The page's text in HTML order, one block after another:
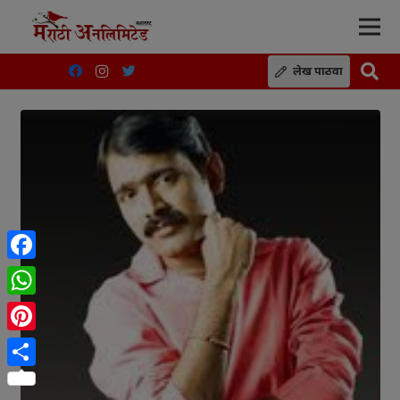
लेख पाठवा
Facebook
WhatsApp
Pinterest
Share